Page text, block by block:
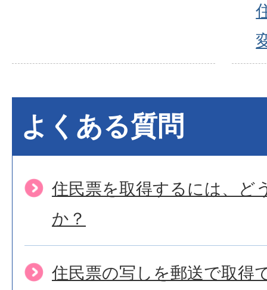
よくある質問
住民票を取得するには、ど
か？
住民票の写しを郵送で取得